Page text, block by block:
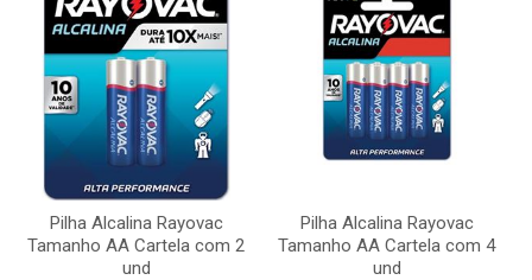
Pilha Alcalina Rayovac
Tamanho AA Cartela com 2
und
Pilha Alcalina Rayovac
Tamanho AA Cartela com 4
und